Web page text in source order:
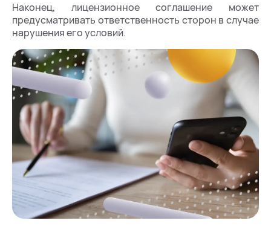
Наконец, лицензионное соглашение может
предусматривать ответственность сторон в случае
нарушения его условий.